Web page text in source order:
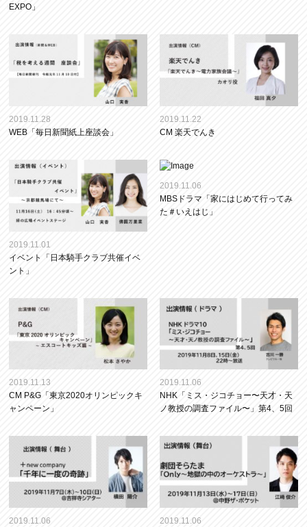
EXPO」
2019.11.28
WEB「毎日新聞紙上座談会」
2019.11.22
CM 楽天でんき
2019.11.01
イベント「日本騎手クラブ共催イベ
ント」
2019.11.06
MBSドラマ「家にはじめて行ってみ
た＃いえはじ」
2019.11.13
CM P&G「東京2020オリンピックキ
ャンペーン」
2019.11.06
NHK「ミス・ジコチョー〜天才・天
ノ教授の調査ファイル〜」第4、5回
2019.11.06 2019.11.06